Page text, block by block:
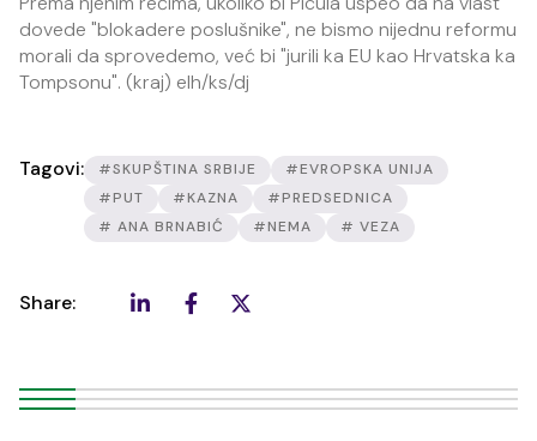
dovede "blokadere poslušnike", ne bismo nijednu reformu
morali da sprovedemo, već bi "jurili ka EU kao Hrvatska ka
Tompsonu". (kraj) elh/ks/dj
Tagovi: #SKUPŠTINA SRBIJE
#EVROPSKA UNIJA
#PUT
#KAZNA
#PREDSEDNICA
# ANA BRNABIĆ
#NEMA # VEZA
Share: